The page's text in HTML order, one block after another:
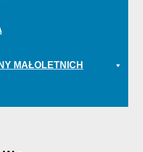
MAŁOLETNICH